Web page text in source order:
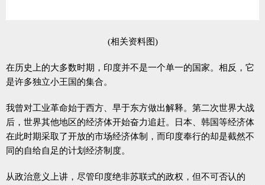
(相关资料图)
在历史上的大多数时期，印度并不是一个单一的国家。相反，它
是许多独立小王国的集合。
我曾对工业革命始于西方、早于东方做出解释。第二次世界大战
后，世界其他地区的经济体开始奋力追赶。日本、韩国等经济体
在此时期采取了开放的市场经济体制，而印度奉行的却是截然不
同的自给自足的计划经济制度。
从政治意义上讲，尽管印度绝非苏联式的政权，但不可否认的